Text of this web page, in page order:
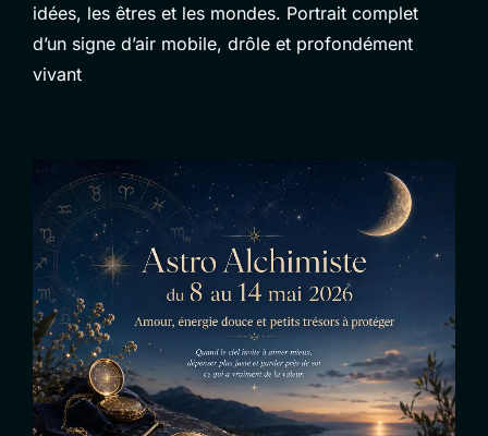
idées, les êtres et les mondes. Portrait complet
d’un signe d’air mobile, drôle et profondément
vivant